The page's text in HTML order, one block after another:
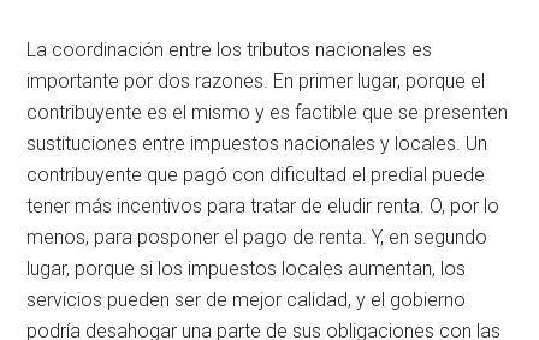
La coordinación entre los tributos nacionales es
importante por dos razones. En primer lugar, porque el
contribuyente es el mismo y es factible que se presenten
sustituciones entre impuestos nacionales y locales. Un
contribuyente que pagó con dificultad el predial puede
tener más incentivos para tratar de eludir renta. O, por lo
menos, para posponer el pago de renta. Y, en segundo
lugar, porque si los impuestos locales aumentan, los
servicios pueden ser de mejor calidad, y el gobierno
podría desahogar una parte de sus obligaciones con las